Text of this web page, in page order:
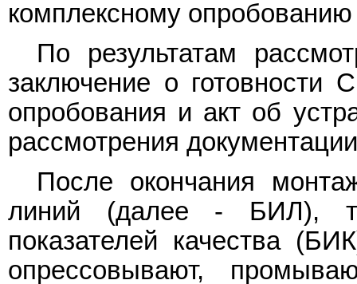
комплексному
По результатам
заключение о готовности
опробования и акт об
рассмотрения
После окончания
линий (далее - БИЛ),
показателей качества
опрессовывают,